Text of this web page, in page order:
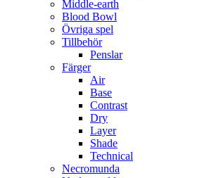
Middle-earth
Blood Bowl
Övriga spel
Tillbehör
Penslar
Färger
Air
Base
Contrast
Dry
Layer
Shade
Technical
Necromunda